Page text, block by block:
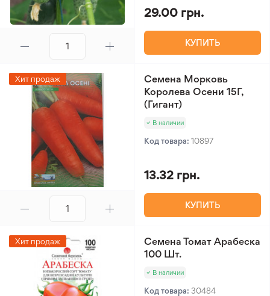
29.00 грн.
КУПИТЬ
Хит продаж
Семена Морковь
Королева Осени 15Г,
(Гигант)
В наличии
Код товара: 10897
13.32 грн.
КУПИТЬ
Хит продаж
Семена Томат Арабеска
100 Шт.
В наличии
Код товара: 30484